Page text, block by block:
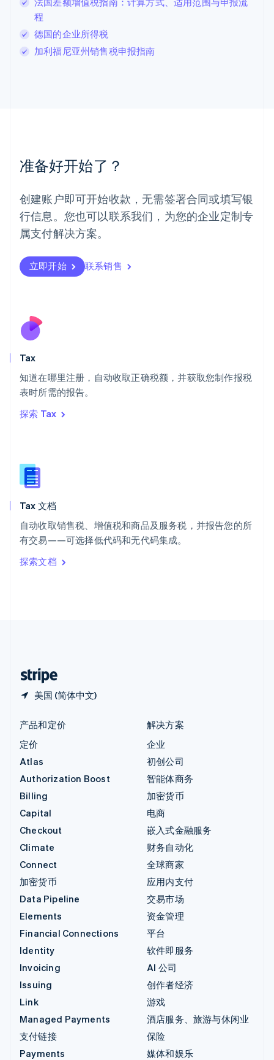
程
德国的企业所得税
加利福尼亚州销售税申报指南
准备好开始了？
创建账户即可开始收款，无需签署合同或填写银
行信息。您也可以联系我们，为您的企业定制专
属支付解决方案。
立即开始 联系销售
Tax
知道在哪里注册，自动收取正确税额，并获取您制作报税
表时所需的报告。
探索 Tax
Tax 文档
自动收取销售税、增值税和商品及服务税，并报告您的所
有交易——可选择低代码和无代码集成。
探索文档
美国 (简体中文)
列支敦士登
Deutsch
卢森堡
Français Deutsch English
罗马尼亚
墨西哥
EspañolEnglish
English
葡萄牙
PortuguêsEnglish
日本
瑞典
Svenska English
瑞士
English
斯洛伐克
泰国
ไทยEnglish
English
English
新西兰
匈牙利
意大利
ItalianoEnglish
印度
English
产品和定价
定价
Atlas
Authorization Boost
Billing
Capital
Checkout
Climate
Connect
加密货币
Data Pipeline
Elements
Financial Connections
Identity
Invoicing
Issuing
Link
Managed Payments
支付链接
Payments
解决方案
企业
初创公司
智能体商务
加密货币
电商
嵌入式金融服务
财务自动化
全球商家
应用内支付
交易市场
资金管理
平台
软件即服务
AI 公司
创作者经济
游戏
酒店服务、旅游与休闲业
保险
媒体和娱乐